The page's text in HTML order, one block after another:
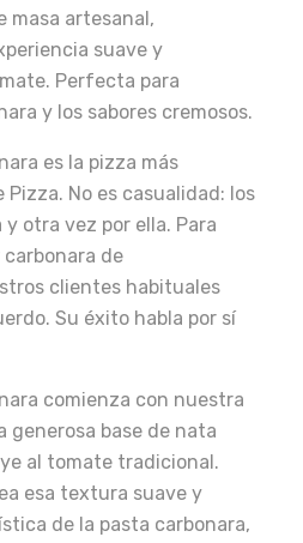
masa artesanal,
suave y
Perfecta para
y los sabores cremosos.
es la pizza más
No es casualidad: los
otra vez por ella. Para
de
clientes habituales
Su éxito habla por sí
comienza con nuestra
generosa base de nata
al tomate tradicional.
esa textura suave y
de la pasta carbonara,